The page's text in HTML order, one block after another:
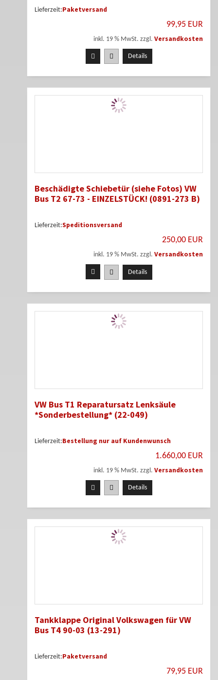
Lieferzeit:Paketversand
99,95 EUR
inkl. 19 % MwSt. zzgl. Versandkosten
Details
Beschädigte Schiebetür (siehe Fotos) VW
Bus T2 67-73 - EINZELSTÜCK! (0891-273 B)
Lieferzeit:Speditionsversand
250,00 EUR
inkl. 19 % MwSt. zzgl. Versandkosten
Details
VW Bus T1 Reparatursatz Lenksäule
*Sonderbestellung* (22-049)
Lieferzeit:Bestellung nur auf Kundenwunsch
1.660,00 EUR
inkl. 19 % MwSt. zzgl. Versandkosten
Details
Tankklappe Original Volkswagen für VW
Bus T4 90-03 (13-291)
Lieferzeit:Paketversand
79,95 EUR